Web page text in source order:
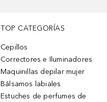
TOP CATEGORÍAS
Cepillos
Correctores e Iluminadores
Maquinillas depilar mujer
Bálsamos labiales
Estuches de perfumes de